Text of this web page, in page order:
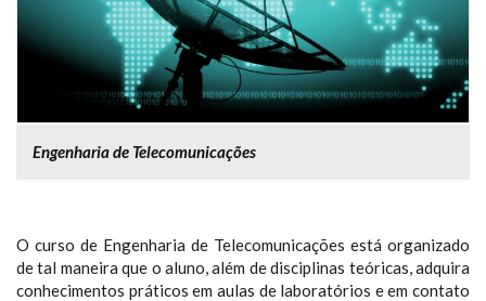
Engenharia de Telecomunicações
O curso de Engenharia de Telecomunicações está organizado
de tal maneira que o aluno, além de disciplinas teóricas, adquira
conhecimentos práticos em aulas de laboratórios e em contato